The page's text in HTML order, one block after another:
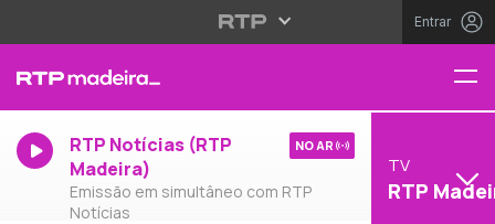
Entrar
RTP Notícias (RTP
Madeira)
Emissão em simultâneo com RTP
Notícias
NO AR
TV
RTP